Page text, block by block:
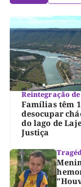
Reintegração
Famílias têm
desocupar
do lago de
Justiça